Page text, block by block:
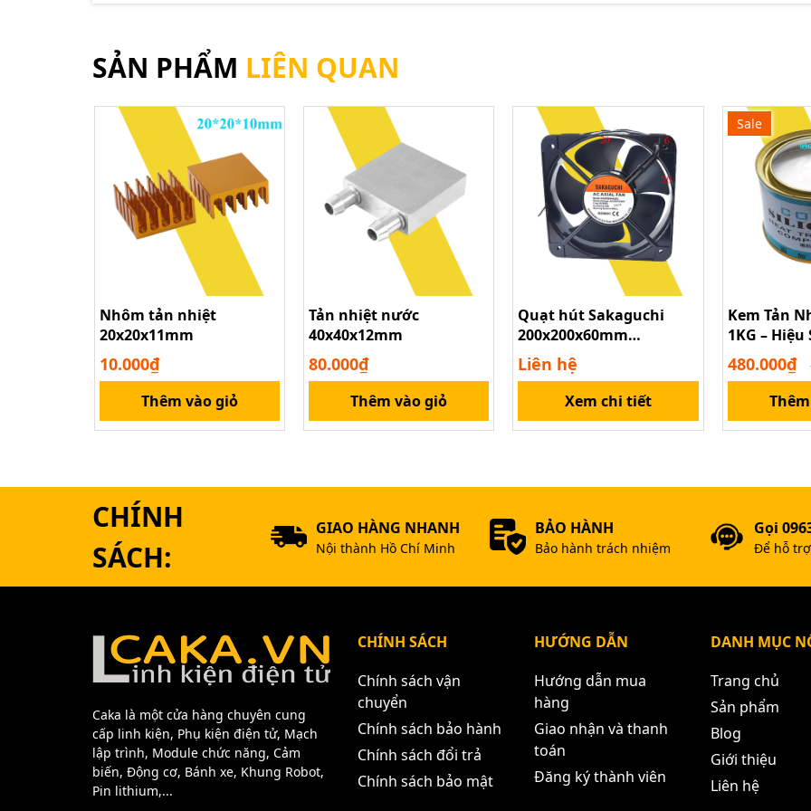
SẢN PHẨM LIÊN QUAN
Nhôm tản nhiệt
20x20x11mm
10.000₫
Thêm vào giỏ
Tản nhiệt nước
40x40x12mm
80.000₫
Thêm vào giỏ
Quạt hút Sakaguchi
200x200x60mm
GH20060HA2BL
Liên hệ
Xem chi tiết
Sale
Kem Tản
1KG – Hiệu
Dùng Cho
Thiết Bị
480.000₫
CHÍNH
SÁCH:
GIAO HÀNG NHANH
Nội thành Hồ Chí Minh
BẢO HÀNH
Bảo hành trách nhiệm
Gọi
Để hỗ
Caka là một cửa hàng chuyên cung
cấp linh kiện, Phụ kiện điện tử, Mạch
lập trình, Module chức năng, Cảm
biến, Động cơ, Bánh xe, Khung Robot,
Pin lithium,...
CHÍNH SÁCH
Chính sách vận
chuyển
Chính sách bảo hành
Chính sách đổi trả
Chính sách bảo mật
HƯỚNG DẪN
Hướng dẫn mua
hàng
Giao nhận và thanh
toán
Đăng ký thành viên
DANH MỤC
Trang chủ
Sản phẩm
Blog
Giới thiệu
Liên hệ